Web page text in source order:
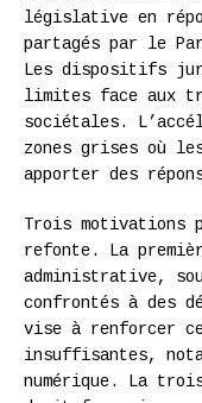
législative en
partagés par le
Les dispositifs
limites face aux
sociétales.
zones grises où
apporter des
Trois motivations
refonte. La
administrative,
confrontés à des
vise à renforcer
insuffisantes,
numérique. La